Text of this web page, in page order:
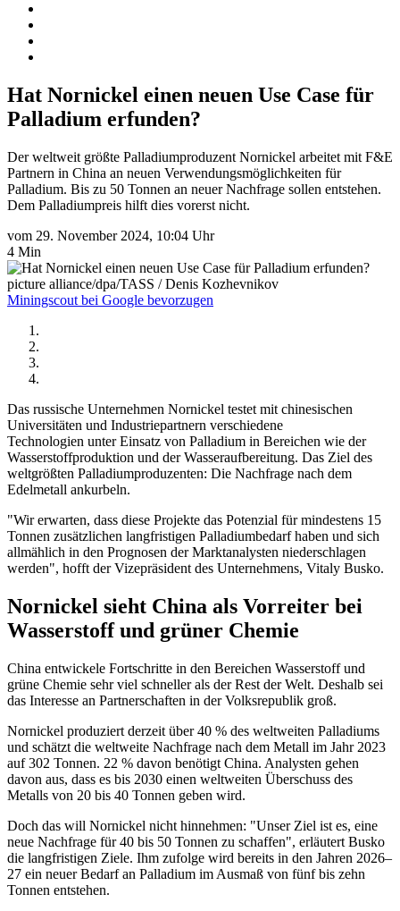
Hat Nornickel einen neuen Use Case für
Palladium erfunden?
Der weltweit größte Palladiumproduzent Nornickel arbeitet mit F&E
Partnern in China an neuen Verwendungsmöglichkeiten für
Palladium. Bis zu 50 Tonnen an neuer Nachfrage sollen entstehen.
Dem Palladiumpreis hilft dies vorerst nicht.
vom 29. November 2024, 10:04 Uhr
4 Min
picture alliance/dpa/TASS / Denis Kozhevnikov
Miningscout bei Google bevorzugen
Das russische Unternehmen Nornickel testet mit chinesischen
Universitäten und Industriepartnern verschiedene
Technologien unter Einsatz von Palladium in Bereichen wie der
Wasserstoffproduktion und der Wasseraufbereitung. Das Ziel des
weltgrößten Palladiumproduzenten: Die Nachfrage nach dem
Edelmetall ankurbeln.
"Wir erwarten, dass diese Projekte das Potenzial für mindestens 15
Tonnen zusätzlichen langfristigen Palladiumbedarf haben und sich
allmählich in den Prognosen der Marktanalysten niederschlagen
werden", hofft der Vizepräsident des Unternehmens, Vitaly Busko.
Nornickel sieht China als Vorreiter bei
Wasserstoff und grüner Chemie
China entwickele Fortschritte in den Bereichen Wasserstoff und
grüne Chemie sehr viel schneller als der Rest der Welt. Deshalb sei
das Interesse an Partnerschaften in der Volksrepublik groß.
Nornickel produziert derzeit über 40 % des weltweiten Palladiums
und schätzt die weltweite Nachfrage nach dem Metall im Jahr 2023
auf 302 Tonnen. 22 % davon benötigt China. Analysten gehen
davon aus, dass es bis 2030 einen weltweiten Überschuss des
Metalls von 20 bis 40 Tonnen geben wird.
Doch das will Nornickel nicht hinnehmen: "Unser Ziel ist es, eine
neue Nachfrage für 40 bis 50 Tonnen zu schaffen", erläutert Busko
die langfristigen Ziele. Ihm zufolge wird bereits in den Jahren 2026–
27 ein neuer Bedarf an Palladium im Ausmaß von fünf bis zehn
Tonnen entstehen.